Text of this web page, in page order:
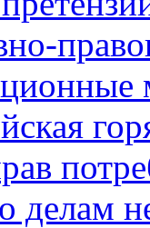
делам